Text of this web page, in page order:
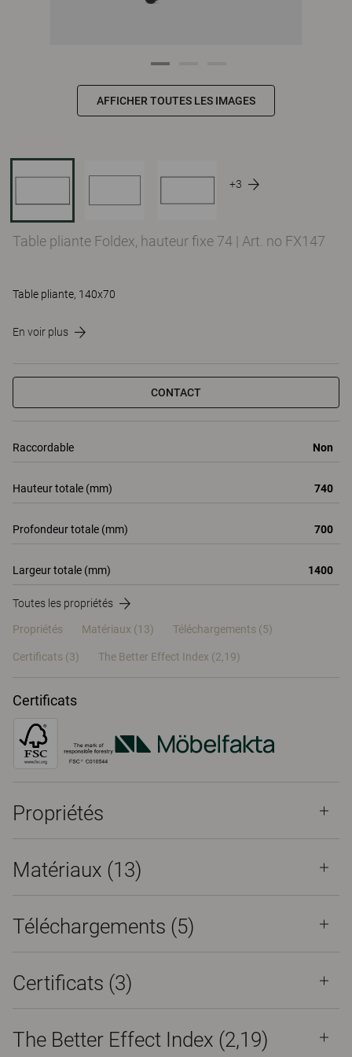
AFFICHER TOUTES LES IMAGES
+3
Table pliante Foldex, hauteur fixe 74 | Art. no FX147
Table pliante, 140x70
En voir plus
CONTACT
Raccordable Non
Hauteur totale (mm) 740
Profondeur totale (mm) 700
Largeur totale (mm) 1400
Toutes les propriétés
Propriétés Matériaux (13) Téléchargements (5)
Certificats (3) The Better Effect Index (2,19)
Certificats
Propriétés
Matériaux (13)
Téléchargements (5)
Certificats (3)
The Better Effect Index (2,19)